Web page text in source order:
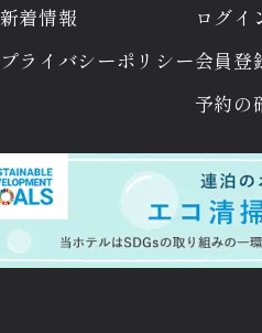
新着情報
プライバシーポリシー
ログイ
会員登
予約の